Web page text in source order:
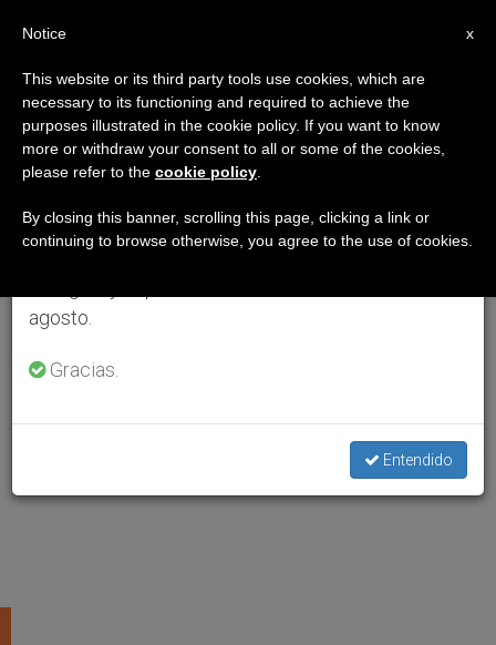
×
Aviso importante
Del 27 de julio al 7 de agosto haremos la pausa
anual, aprovechando que en el periodo de verano
se generan menos informaciones y también el
agosto.
Gracias.
Entendido
x
Notice
This website or its third party tools use cookies, which are
necessary to its functioning and required to achieve the
purposes illustrated in the cookie policy. If you want to know
more or withdraw your consent to all or some of the cookies,
please refer to the cookie policy
By closing this banner, scrolling this page, clicking a link or
continuing to browse otherwise, you agree to the use of cookies.